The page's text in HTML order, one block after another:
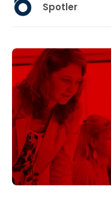
Spotler